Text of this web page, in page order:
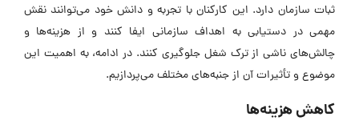
ثبات سازمان دارد. این کارکنان با تجربه و دانش خود می‌توانند نقش
مهمی در دستیابی به اهداف سازمانی ایفا کنند و از هزینه‌ها و
چالش‌های ناشی از ترک شغل جلوگیری کنند. در ادامه، به اهمیت این
موضوع و تأثیرات آن از جنبه‌های مختلف می‌پردازیم.
کاهش هزینه‌ها